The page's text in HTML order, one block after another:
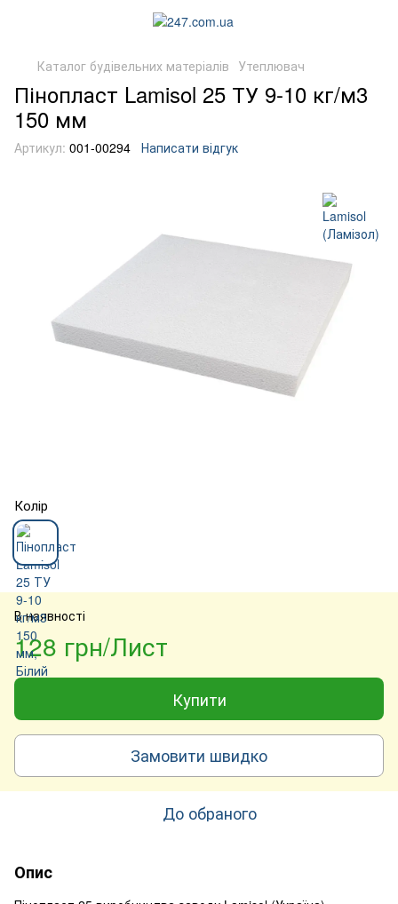
Каталог будівельних матеріалів Утеплювач
Пінопласт Lamisol 25 ТУ 9-10 кг/м3
150 мм
Артикул: 001-00294 Написати відгук
Колір
В наявності
128 грн/Лист
Купити
Замовити швидко
До обраного
Опис